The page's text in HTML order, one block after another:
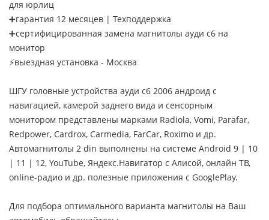
для юрлиц
➕гарантия 12 месяцев | Техподдержка
➕сертифицированная замена магнитолы ауди c6 на
монитор
⚡выездная установка - Москва
ШГУ головные устройства ауди c6 2006 андроид с
навигацией, камерой заднего вида и сенсорным
монитором представлены марками Radiola, Vomi, Parafar,
Redpower, Cardrox, Carmedia, FarCar, Roximo и др.
Автомагнитолы 2 din выполнены на системе Android 9 | 10
| 11 | 12, YouTube, Яндекс.Навигатор с Алисой, онлайн ТВ,
online-радио и др. полезные приложения с GooglePlay.
Для подбора оптимального варианта магнитолы на Ваш